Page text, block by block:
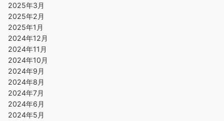
2025年3月
2025年2月
2025年1月
2024年12月
2024年11月
2024年10月
2024年9月
2024年8月
2024年7月
2024年6月
2024年5月